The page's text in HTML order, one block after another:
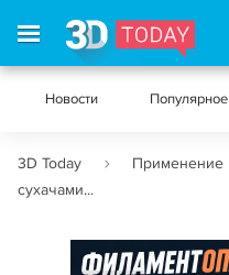
Новости Популярное
3D Today Применение
сухачами...